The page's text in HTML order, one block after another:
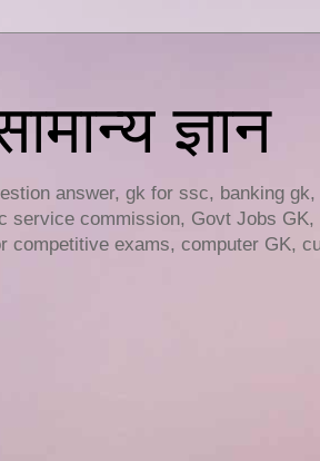
ज्ञान
answer, gk for ssc, banking
commission, Govt Jobs
exams, computer GK,